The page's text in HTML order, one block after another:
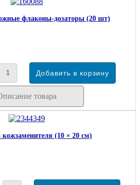
флаконы-дозаторы (20 шт)
товара
кожзаменителя (10 × 20 см)